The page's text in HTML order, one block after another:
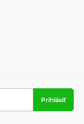
Prihlásiť